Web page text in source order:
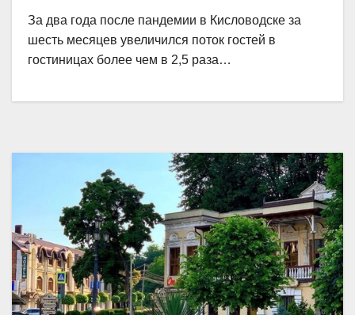
За два года после пандемии в Кисловодске за
шесть месяцев увеличился поток гостей в
гостиницах более чем в 2,5 раза…